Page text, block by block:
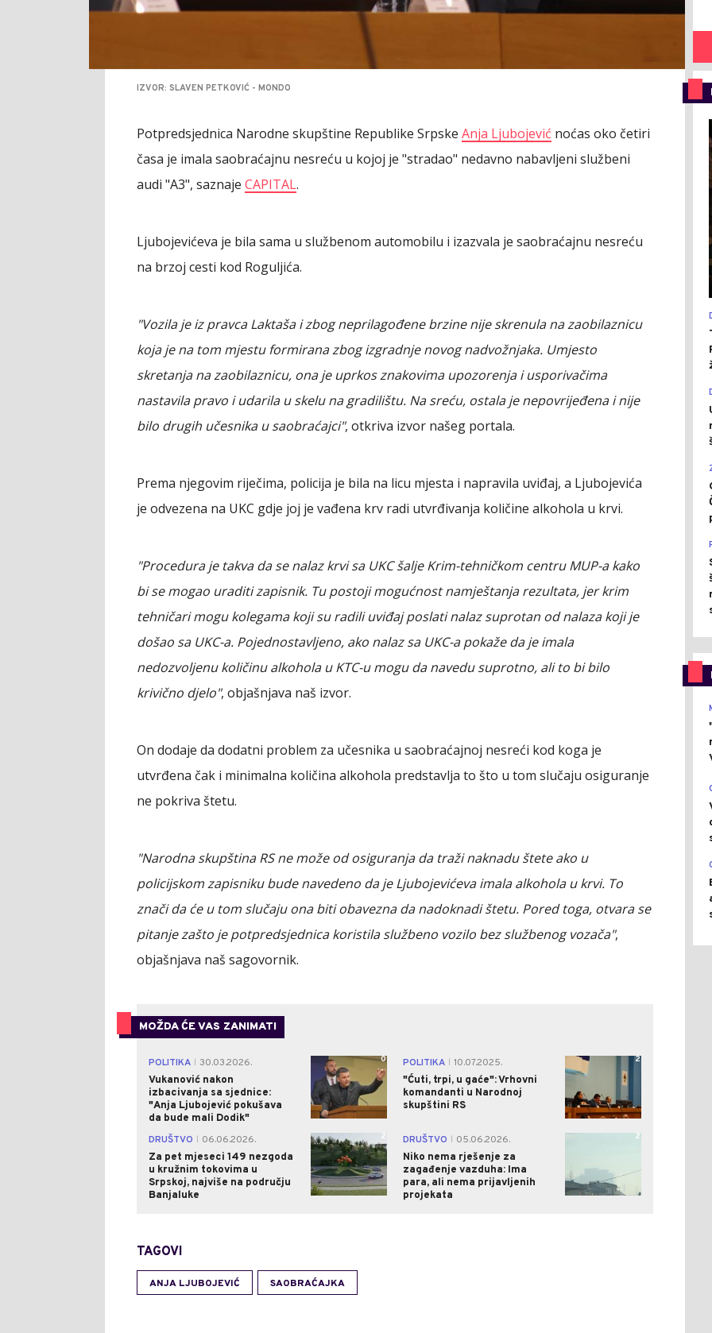
IZVOR: SLAVEN PETKOVIĆ - MONDO
Potpredsjednica Narodne skupštine Republike Srpske Anja Ljubojević noćas oko četiri
časa je imala saobraćajnu nesreću u kojoj je "stradao" nedavno nabavljeni službeni
audi "A3", saznaje CAPITAL.
Ljubojevićeva je bila sama u službenom automobilu i izazvala je saobraćajnu nesreću
na brzoj cesti kod Roguljića.
"Vozila je iz pravca Laktaša i zbog neprilagođene brzine nije skrenula na zaobilaznicu
koja je na tom mjestu formirana zbog izgradnje novog nadvožnjaka. Umjesto
skretanja na zaobilaznicu, ona je uprkos znakovima upozorenja i usporivačima
nastavila pravo i udarila u skelu na gradilištu. Na sreću, ostala je nepovrijeđena i nije
bilo drugih učesnika u saobraćajci", otkriva izvor našeg portala.
Prema njegovim riječima, policija je bila na licu mjesta i napravila uviđaj, a Ljubojevića
je odvezena na UKC gdje joj je vađena krv radi utvrđivanja količine alkohola u krvi.
"Procedura je takva da se nalaz krvi sa UKC šalje Krim-tehničkom centru MUP-a kako
bi se mogao uraditi zapisnik. Tu postoji mogućnost namještanja rezultata, jer krim
tehničari mogu kolegama koji su radili uviđaj poslati nalaz suprotan od nalaza koji je
došao sa UKC-a. Pojednostavljeno, ako nalaz sa UKC-a pokaže da je imala
nedozvoljenu količinu alkohola u KTC-u mogu da navedu suprotno, ali to bi bilo
krivično djelo", objašnjava naš izvor.
On dodaje da dodatni problem za učesnika u saobraćajnoj nesreći kod koga je
utvrđena čak i minimalna količina alkohola predstavlja to što u tom slučaju osiguranje
ne pokriva štetu.
"Narodna skupština RS ne može od osiguranja da traži naknadu štete ako u
policijskom zapisniku bude navedeno da je Ljubojevićeva imala alkohola u krvi. To
znači da će u tom slučaju ona biti obavezna da nadoknadi štetu. Pored toga, otvara se
pitanje zašto je potpredsjednica koristila službeno vozilo bez službenog vozača",
objašnjava naš sagovornik.
MOŽDA ĆE VAS ZANIMATI
POLITIKA
30.03.2026.
Vukanović nakon
izbacivanja sa sjednice:
"Anja Ljubojević pokušava
da bude mali Dodik"
0 POLITIKA
10.07.2025.
"Ćuti, trpi, u gaće": Vrhovni
komandanti u Narodnoj
skupštini RS
2
DRUŠTVO
06.06.2026.
Za pet mjeseci 149 nezgoda
u kružnim tokovima u
Srpskoj, najviše na području
Banjaluke
2 DRUŠTVO
05.06.2026.
Niko nema rješenje za
zagađenje vazduha: Ima
para, ali nema prijavljenih
projekata
2
TAGOVI
ANJA LJUBOJEVIĆ SAOBRAĆAJKA